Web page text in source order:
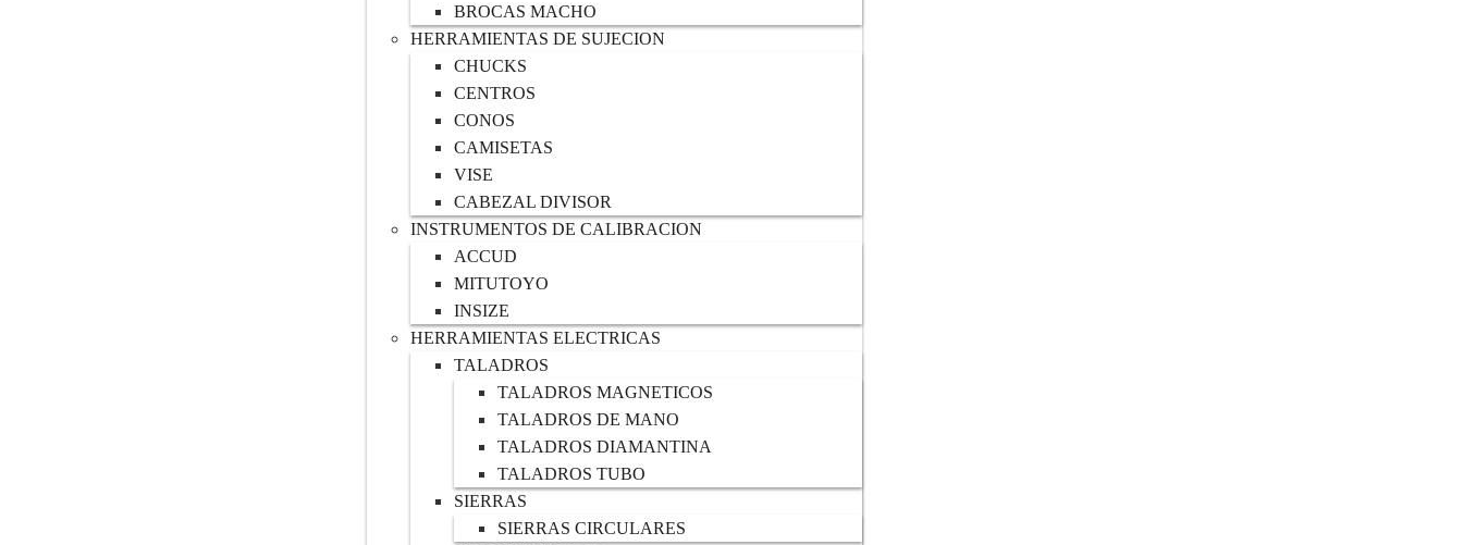
BROCAS MACHO
HERRAMIENTAS DE SUJECION
CHUCKS
CENTROS
CONOS
CAMISETAS
VISE
CABEZAL DIVISOR
INSTRUMENTOS DE CALIBRACION
ACCUD
MITUTOYO
INSIZE
HERRAMIENTAS ELECTRICAS
TALADROS
TALADROS MAGNETICOS
TALADROS DE MANO
TALADROS DIAMANTINA
TALADROS TUBO
SIERRAS
SIERRAS CIRCULARES